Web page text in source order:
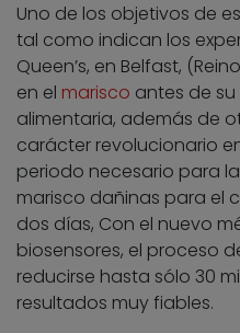
Uno de los objetivos de
tal como indican los
Queen’s, en Belfast,
en el marisco antes de
alimentaria, además de
carácter revolucionario
periodo necesario para
marisco dañinas para el
dos días, Con el nuevo
biosensores, el proceso
reducirse hasta sólo 30
resultados muy fiables.